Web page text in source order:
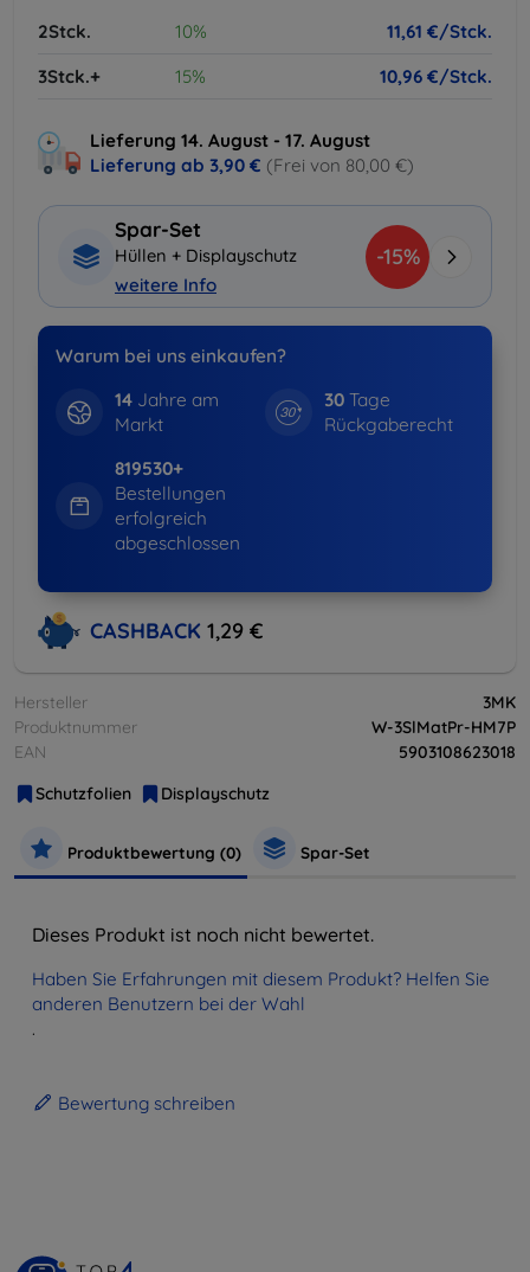
2Stck.
10%
11,61 €/Stck.
3Stck.+
15% 10,96 €/Stck.
Lieferung 14. August - 17. August
Lieferung ab 3,90 € (Frei von 80,00 €)
Spar-Set
Hüllen + Displayschutz
weitere Info
-15%
Warum bei uns einkaufen?
14Jahre am
Markt
30 Tage
Rückgaberecht
819530+
Bestellungen
erfolgreich
abgeschlossen
CASHBACK 1,29 €
Hersteller
3MK
Produktnummer
W-3SlMatPr-HM7P
EAN
5903108623018
Schutzfolien
Displayschutz
Produktbewertung (0) Spar-Set
Dieses Produkt ist noch nicht bewertet.
Haben Sie Erfahrungen mit diesem Produkt? Helfen Sie
anderen Benutzern bei der Wahl
.
Bewertung schreiben